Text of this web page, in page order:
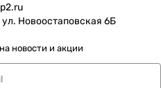
Новоостаповская 6Б
на новости и акции